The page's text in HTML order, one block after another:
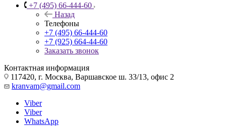
+7 (495) 66-444-60
Назад
Телефоны
+7 (495) 66-444-60
+7 (925) 664-44-60
Заказать звонок
Контактная информация
117420, г. Москва, Варшавское ш. 33/13, офис 2
kranvam@gmail.com
Viber
Viber
WhatsApp